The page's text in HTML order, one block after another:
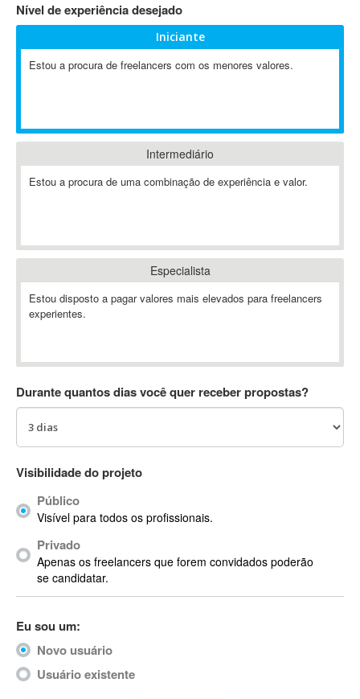
802.11
A-GPS
ABAP
Abaqus
ABBYY FineReader
Ableton
Ableton Push
Abstract
AC3
ACID Pro
ACPI
Acrobat
Acrobat X
Acronis
ACT
Actimize
ActionScript
ActionScript 3
Nível de experiência desejado
Iniciante
Estou a procura de freelancers com os menores valores.
Intermediário
Estou a procura de uma combinação de experiência e valor.
Especialista
Estou disposto a pagar valores mais elevados para freelancers
experientes.
Durante quantos dias você quer receber propostas?
Visibilidade do projeto
Público
Visível para todos os profissionais.
Privado
Apenas os freelancers que forem convidados poderão
se candidatar.
Eu sou um:
Novo usuário
Usuário existente